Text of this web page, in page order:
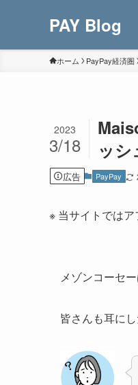
PAY Blog
ホーム PayPay経済圏
ッシ
2023
3/18
広告 PayPay
※ 当サイトでは
メゾンコーセ
皆さんも耳に